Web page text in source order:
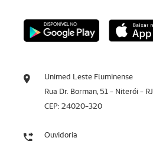
Unimed Leste Fluminense
Rua Dr. Borman, 51 - Niterói - RJ
CEP: 24020-320
Ouvidoria